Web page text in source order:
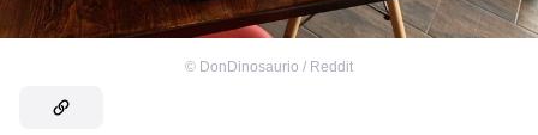
© DonDinosaurio / Reddit